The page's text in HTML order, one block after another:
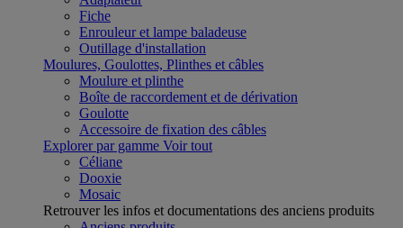
Fiche
Enrouleur et lampe baladeuse
Outillage d'installation
Moulures, Goulottes, Plinthes et câbles
Moulure et plinthe
Boîte de raccordement et de dérivation
Goulotte
Accessoire de fixation des câbles
Explorer par gamme Voir tout
Céliane
Dooxie
Mosaic
Retrouver les infos et documentations des anciens produits